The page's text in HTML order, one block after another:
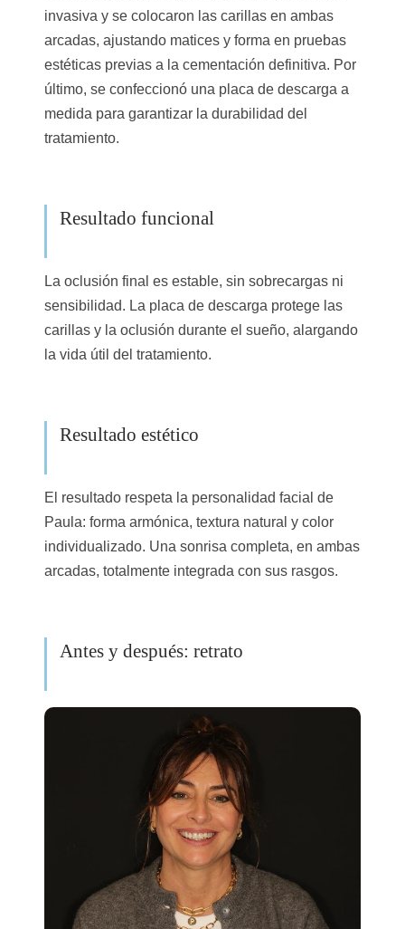
invasiva y se colocaron las carillas en ambas
arcadas, ajustando matices y forma en pruebas
estéticas previas a la cementación definitiva. Por
último, se confeccionó una placa de descarga a
medida para garantizar la durabilidad del
tratamiento.
Resultado funcional
La oclusión final es estable, sin sobrecargas ni
sensibilidad. La placa de descarga protege las
carillas y la oclusión durante el sueño, alargando
la vida útil del tratamiento.
Resultado estético
El resultado respeta la personalidad facial de
Paula: forma armónica, textura natural y color
individualizado. Una sonrisa completa, en ambas
arcadas, totalmente integrada con sus rasgos.
Antes y después: retrato